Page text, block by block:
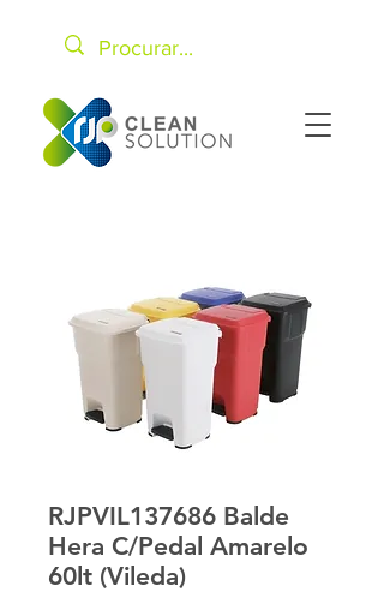
RJPVIL137686 Balde
Hera C/Pedal Amarelo
60lt (Vileda)